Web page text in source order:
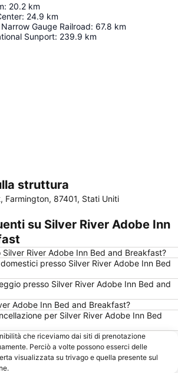
: 20.2 km
: 24.9 km
Gauge Railroad: 67.8 km
Sunport: 239.9 km
struttura
Farmington, 87401, Stati Uniti
su Silver River Adobe Inn
River Adobe Inn Bed and Breakfast?
presso Silver River Adobe Inn Bed
presso Silver River Adobe Inn Bed and
Adobe Inn Bed and Breakfast?
per Silver River Adobe Inn Bed
che riceviamo dai siti di prenotazione
Perciò a volte possono esserci delle
visualizzata su trivago e quella presente sul